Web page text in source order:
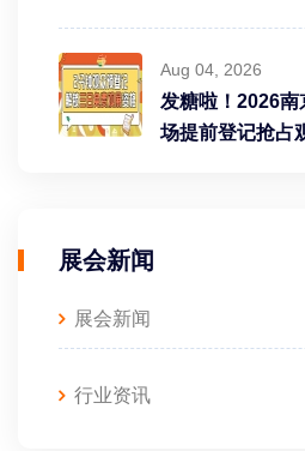
Aug 04, 2026
发糖啦！2026南
场提前登记抢占
展会新闻
展会新闻
行业资讯